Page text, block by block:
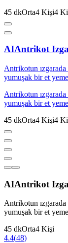
45 dkOrta4 Kişi4
AIAntrikot
Antrikotun ızgarada
yumuşak bir et
Antrikotun ızgarada
yumuşak bir et
45 dkOrta4 Kişi4
AIAntrikot
Antrikotun ızgarada
yumuşak bir et
45 dkOrta4 Kişi
4.4(48)